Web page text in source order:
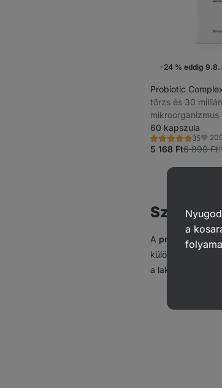
-24 % eddig 9.8.
Probiotic
törzs és 30
mikroorganizmus
60 kapszula
35
Értékelés
4.6/5,
35
5 168 Ft6 890 Ft
A probiotikumok
különösen a
a laktózt és más
a